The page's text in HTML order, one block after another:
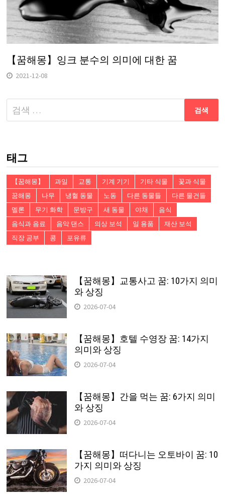
【꿈해몽】잉크 분수의 의미에 대한 꿈
2021-12-08
다
음
태그
【꿈해몽】 과일 교통 기계 기기 기타 식물
꽃과 식물
꿈해몽
나무 냉혈 동물 노동 다른 동물들
다른 물건들
멜론
무기 화학 문방구 새 동물 야채
음식
음식과 음료
음악 댄스 의상 보석 일 용품
재산 보석
직장 공부
콩 포유류
【꿈해몽】교통사고 꿈: 10가지 의미
와 상징
2026-07-04
【꿈해몽】호텔 수영장 꿈: 14가지
의미와 상징
2026-07-04
【꿈해몽】간을 먹는 꿈: 6가지 의미
와 상징
2026-07-04
【꿈해몽】떠다니는 오토바이 꿈: 10
가지 의미와 상징
2026-07-04